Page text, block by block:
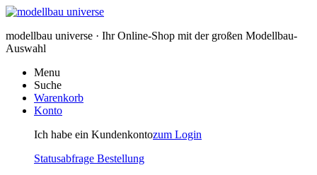
modellbau universe · Ihr Online-Shop mit der großen Modellbau-
Auswahl
Menu
Suche
Warenkorb
Konto
Ich habe ein Kundenkontozum Login
Statusabfrage Bestellung